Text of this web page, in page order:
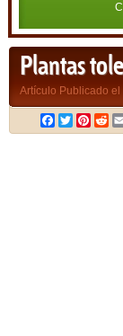
Plantas
Artículo Publicado
Facebook
Twitter